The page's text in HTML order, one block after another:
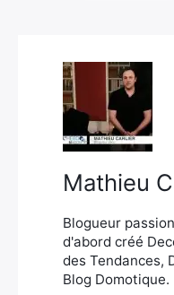
Mathieu
Blogueur
d'abord créé
des Tendances,
Blog Domotique.
Rechercher